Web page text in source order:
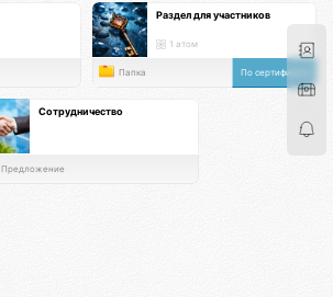
Раздел для участников
1 атом
Папка По сертификату
Сотрудничество
Предложение